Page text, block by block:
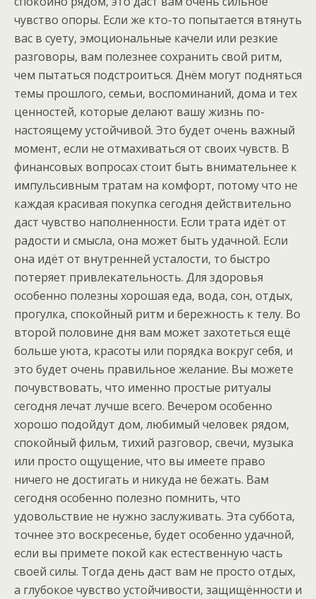
чувство опоры. Если же кто-то попытается втянуть
вас в суету, эмоциональные качели или резкие
разговоры, вам полезнее сохранить свой ритм,
чем пытаться подстроиться. Днём могут подняться
темы прошлого, семьи, воспоминаний, дома и тех
ценностей, которые делают вашу жизнь по-
настоящему устойчивой. Это будет очень важный
момент, если не отмахиваться от своих чувств. В
финансовых вопросах стоит быть внимательнее к
импульсивным тратам на комфорт, потому что не
каждая красивая покупка сегодня действительно
даст чувство наполненности. Если трата идёт от
радости и смысла, она может быть удачной. Если
она идёт от внутренней усталости, то быстро
потеряет привлекательность. Для здоровья
особенно полезны хорошая еда, вода, сон, отдых,
прогулка, спокойный ритм и бережность к телу. Во
второй половине дня вам может захотеться ещё
больше уюта, красоты или порядка вокруг себя, и
это будет очень правильное желание. Вы можете
почувствовать, что именно простые ритуалы
сегодня лечат лучше всего. Вечером особенно
хорошо подойдут дом, любимый человек рядом,
спокойный фильм, тихий разговор, свечи, музыка
или просто ощущение, что вы имеете право
ничего не достигать и никуда не бежать. Вам
сегодня особенно полезно помнить, что
удовольствие не нужно заслуживать. Эта суббота,
точнее это воскресенье, будет особенно удачной,
если вы примете покой как естественную часть
своей силы. Тогда день даст вам не просто отдых,
а глубокое чувство устойчивости, защищённости и